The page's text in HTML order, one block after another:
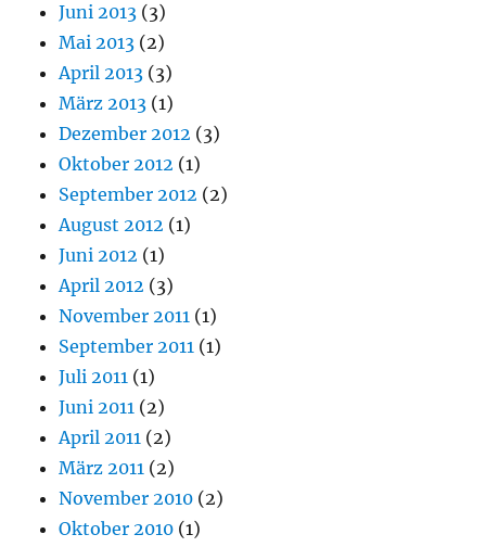
Juni 2013 (3)
Mai 2013 (2)
April 2013 (3)
März 2013 (1)
Dezember 2012 (3)
Oktober 2012 (1)
September 2012 (2)
August 2012 (1)
Juni 2012 (1)
April 2012 (3)
November 2011 (1)
September 2011 (1)
Juli 2011 (1)
Juni 2011 (2)
April 2011 (2)
März 2011 (2)
November 2010 (2)
Oktober 2010 (1)